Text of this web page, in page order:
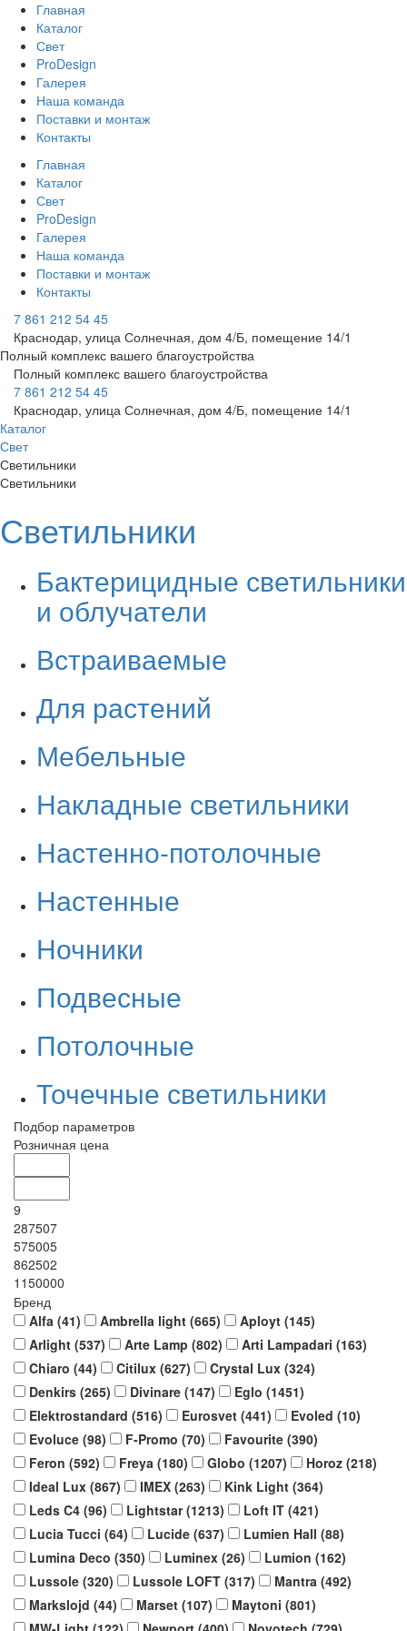
Главная
Каталог
Свет
ProDesign
Галерея
Наша команда
Поставки и монтаж
Контакты
Главная
Каталог
Свет
ProDesign
Галерея
Наша команда
Поставки и монтаж
Контакты
7 861 212 54 45
Краснодар, улица Солнечная, дом 4/Б, помещение 14/1
Полный комплекс вашего благоустройства
Полный комплекс вашего благоустройства
7 861 212 54 45
Краснодар, улица Солнечная, дом 4/Б, помещение 14/1
Каталог
Свет
Светильники
Светильники
Светильники
Бактерицидные светильники
и облучатели
Встраиваемые
Для растений
Мебельные
Накладные светильники
Настенно-потолочные
Настенные
Ночники
Подвесные
Потолочные
Точечные светильники
Подбор параметров
Розничная цена
9
287507
575005
862502
1150000
Бренд
Alfa (41) Ambrella light (665) Aployt (145)
Arlight (537) Arte Lamp (802) Arti Lampadari (163)
Chiaro (44) Citilux (627) Crystal Lux (324)
Denkirs (265) Divinare (147) Eglo (1451)
Elektrostandard (516) Eurosvet (441) Evoled (10)
Evoluce (98) F-Promo (70) Favourite (390)
Feron (592) Freya (180) Globo (1207) Horoz (218)
Ideal Lux (867) IMEX (263) Kink Light (364)
Leds C4 (96) Lightstar (1213) Loft IT (421)
Lucia Tucci (64) Lucide (637) Lumien Hall (88)
Lumina Deco (350) Luminex (26) Lumion (162)
Lussole (320) Lussole LOFT (317) Mantra (492)
Markslojd (44) Marset (107) Maytoni (801)